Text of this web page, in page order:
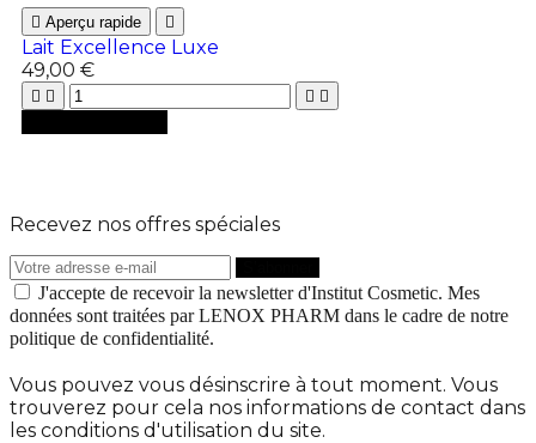
 Aperçu rapide 
Lait Excellence Luxe
49,00 €
   
Recevez nos offres spéciales
J'accepte de recevoir la newsletter d'Institut Cosmetic. Mes
données sont traitées par LENOX PHARM dans le cadre de notre
politique de confidentialité.
Vous pouvez vous désinscrire à tout moment. Vous
trouverez pour cela nos informations de contact dans
les conditions d'utilisation du site.